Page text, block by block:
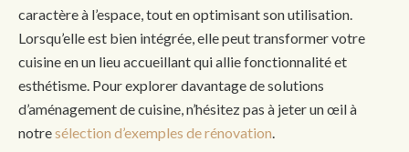
caractère à l’espace, tout en optimisant son utilisation.
Lorsqu’elle est bien intégrée, elle peut transformer votre
cuisine en un lieu accueillant qui allie fonctionnalité et
esthétisme. Pour explorer davantage de solutions
d’aménagement de cuisine, n’hésitez pas à jeter un œil à
notresélection d’exemples de rénovation